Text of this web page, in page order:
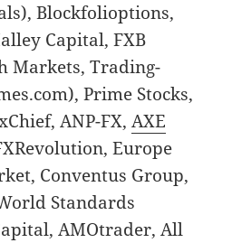
Blockfolioptions,
Capital, FXB
Markets, Trading-
Prime Stocks,
ANP-FX,AXE
Europe
Conventus Group,
Standards
AMOtrader, All